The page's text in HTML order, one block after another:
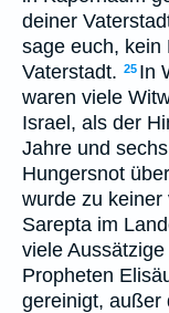
deiner
sage euch, kein
Vaterstadt. 25 In
waren viele
Israel, als der
Jahre und
Hungersnot
wurde zu
Sarepta im
viele
Propheten
gereinigt, außer